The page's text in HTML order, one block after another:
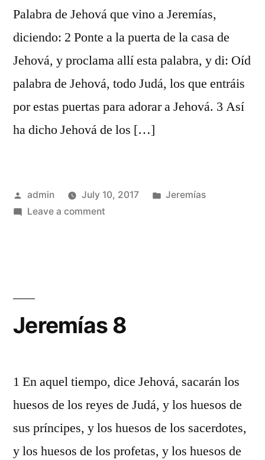
Palabra de Jehová que vino a Jeremías,
diciendo: 2 Ponte a la puerta de la casa de
Jehová, y proclama allí esta palabra, y di: Oíd
palabra de Jehová, todo Judá, los que entráis
por estas puertas para adorar a Jehová. 3 Así
ha dicho Jehová de los […]
Posted
by
admin July 10, 2017
Posted
Jeremías
Leave a commenton
Jeremías 8
1 En aquel tiempo, dice Jehová, sacarán los
huesos de los reyes de Judá, y los huesos de
sus príncipes, y los huesos de los sacerdotes,
y los huesos de los profetas, y los huesos de